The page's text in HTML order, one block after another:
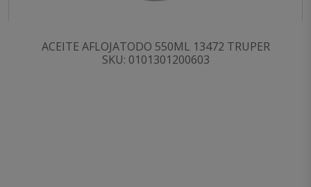
ACEITE AFLOJATODO 550ML 13472 TRUPER
SKU: 0101301200603